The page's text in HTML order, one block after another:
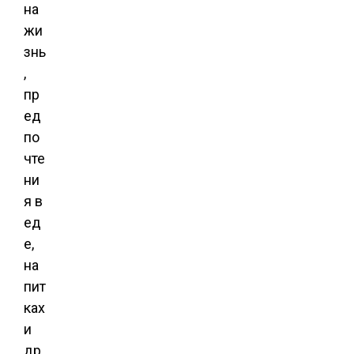
на
жи
знь
,
пр
ед
по
чте
ни
я в
ед
е,
на
пит
ках
и
др